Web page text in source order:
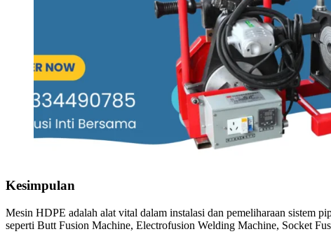
Kesimpulan
Mesin HDPE adalah alat vital dalam instalasi dan pemeliharaan sistem
seperti Butt Fusion Machine, Electrofusion Welding Machine, Socket